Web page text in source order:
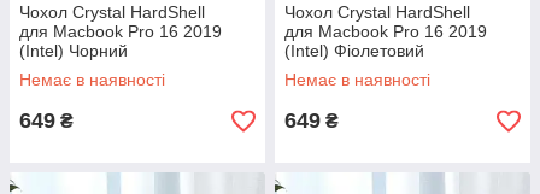
Чохол Crystal HardShell
для Macbook Pro 16 2019
(Intel) Чорний
Немає в наявності
649 ₴
Чохол Crystal HardShell
для Macbook Pro 16 2019
(Intel) Фіолетовий
Немає в наявності
649 ₴